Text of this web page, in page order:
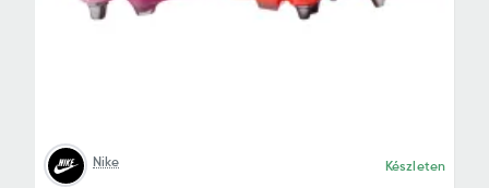
Nike Készleten